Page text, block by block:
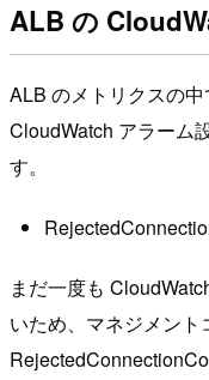
ALB の
ALB のメトリクスの
CloudWatch アラーム
す。
まだ一度も
いため、マネジメン